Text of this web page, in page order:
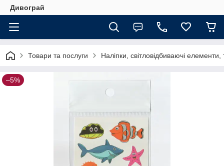
Дивограй
Товари та послуги Наліпки, світловідбиваючі
–5%